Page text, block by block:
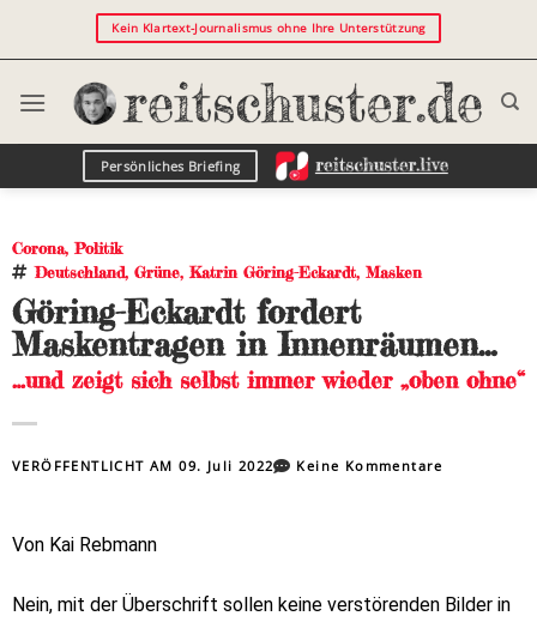
Kein Klartext-Journalismus ohne Ihre Unterstützung
Persönliches Briefing
Corona,Politik
Deutschland, Grüne, Katrin Göring-Eckardt, Masken
Göring-Eckardt fordert
Maskentragen in Innenräumen…
…und zeigt sich selbst immer wieder „oben ohne“
VERÖFFENTLICHT AM09. Juli 2022 Keine Kommentare
Von Kai Rebmann
Nein, mit der Überschrift sollen keine verstörenden Bilder in